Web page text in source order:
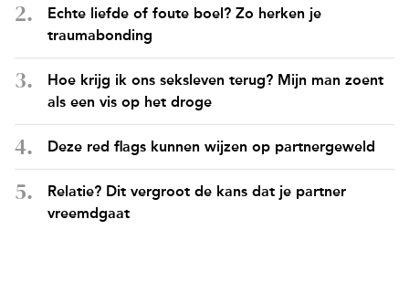
Echte liefde of foute boel? Zo herken je
traumabonding
Hoe krijg ik ons seksleven terug? Mijn man zoent
als een vis op het droge
Deze red flags kunnen wijzen op partnergeweld
Relatie? Dit vergroot de kans dat je partner
vreemdgaat